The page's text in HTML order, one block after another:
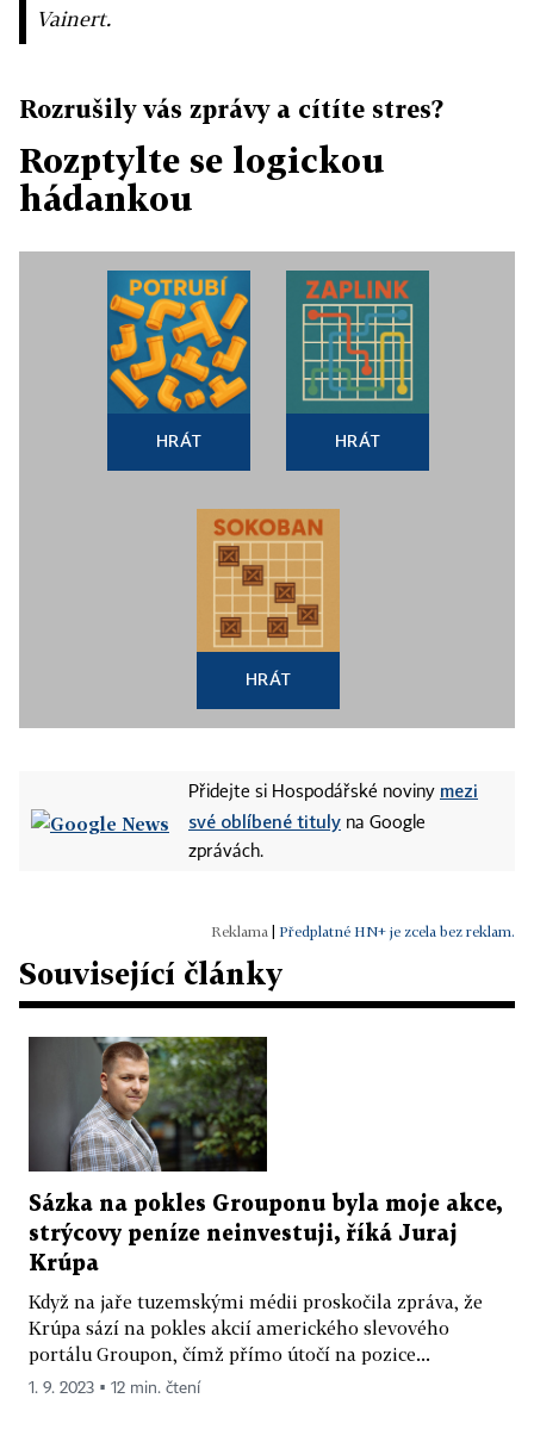
Vainert.
Rozrušily vás zprávy a cítíte stres?
Rozptylte se logickou
hádankou
HRÁT HRÁT
HRÁT
Přidejte si Hospodářské noviny mezi
své oblíbené tituly na Google
zprávách.
Předplatné HN+ je zcela bez reklam.
Související články
Sázka na pokles Grouponu byla moje akce,
strýcovy peníze neinvestuji, říká Juraj
Krúpa
Když na jaře tuzemskými médii proskočila zpráva, že
Krúpa sází na pokles akcií amerického slevového
portálu Groupon, čímž přímo útočí na pozice...
1. 9. 2023 ▪ 12 min. čtení